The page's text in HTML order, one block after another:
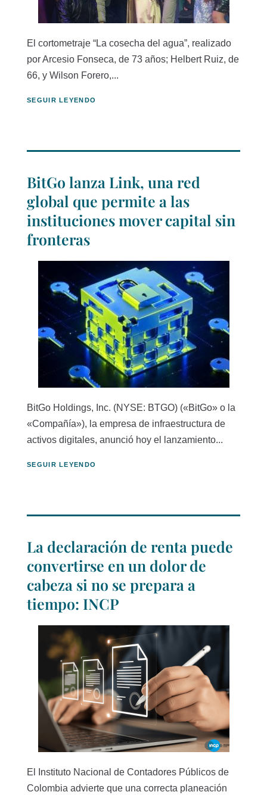
El cortometraje “La cosecha del agua”, realizado
por Arcesio Fonseca, de 73 años; Helbert Ruiz, de
66, y Wilson Forero,...
SEGUIR LEYENDO
BitGo lanza Link, una red
global que permite a las
instituciones mover capital sin
fronteras
BitGo Holdings, Inc. (NYSE: BTGO) («BitGo» o la
«Compañía»), la empresa de infraestructura de
activos digitales, anunció hoy el lanzamiento...
SEGUIR LEYENDO
La declaración de renta puede
convertirse en un dolor de
cabeza si no se prepara a
tiempo: INCP
El Instituto Nacional de Contadores Públicos de
Colombia advierte que una correcta planeación